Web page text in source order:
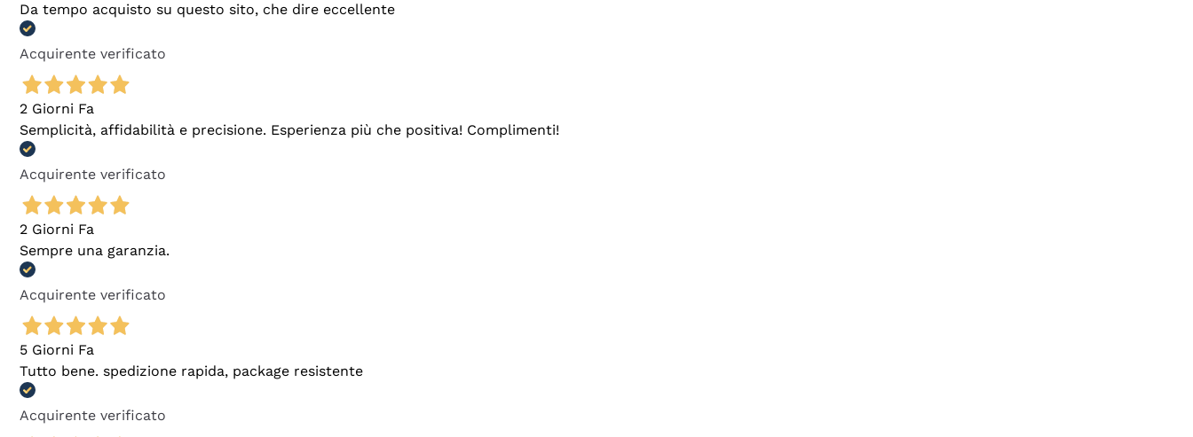
Da tempo acquisto su questo sito, che dire eccellente
Acquirente verificato
2 Giorni Fa
Semplicità, affidabilità e precisione. Esperienza più che positiva! Complimenti!
Acquirente verificato
2 Giorni Fa
Sempre una garanzia.
Acquirente verificato
5 Giorni Fa
Tutto bene. spedizione rapida, package resistente
Acquirente verificato